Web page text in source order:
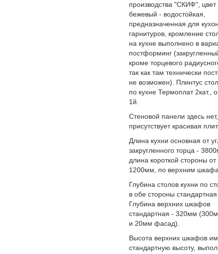
производства "СКИФ",
бежевый - водостойкая,
предназначенная для
гарнитуров, кромление
на кухне выполнено в
постформинг
кроме торцевого
так как там технически
не возможен). Плинтус
по кухне Термоплат 2кат.,
1й.
Стеновой панели здесь нет,
присутствует красивая
Длина кухни основная от
закругленного торца -
длина короткой стороны от
1200мм, по верхним
Глубина столов кухни по
в обе стороны
Глубина верхних шкафов
стандартная - 320мм
и 20мм фасад).
Высота верхних шкафов
стандартную высоту,